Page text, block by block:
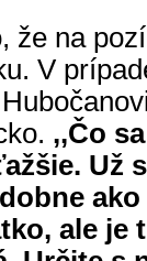
že na
V
,,Čo
Už
ale je